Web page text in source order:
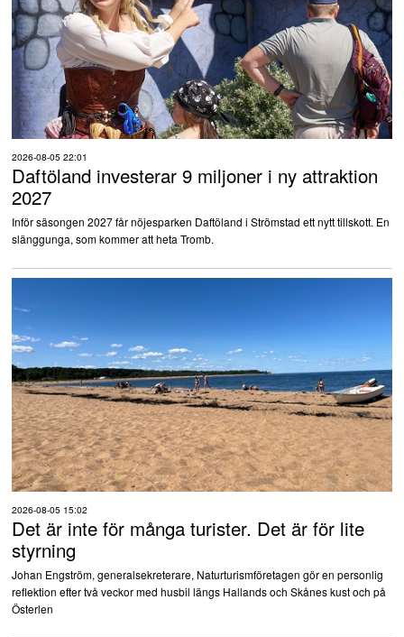
2026-08-05 22:01
Daftöland investerar 9 miljoner i ny attraktion
2027
Inför säsongen 2027 får nöjesparken Daftöland i Strömstad ett nytt tillskott. En
slänggunga, som kommer att heta Tromb.
2026-08-05 15:02
Det är inte för många turister. Det är för lite
styrning
Johan Engström, generalsekreterare, Naturturismföretagen gör en personlig
reflektion efter två veckor med husbil längs Hallands och Skånes kust och på
Österlen